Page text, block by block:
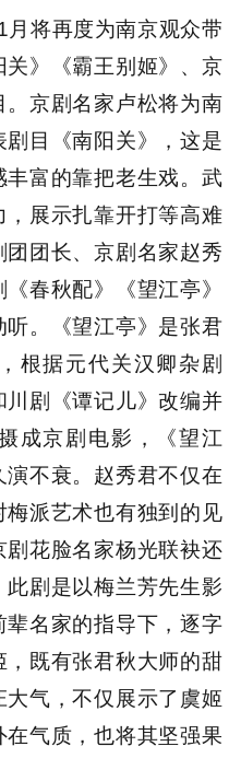
将再度为南京观众带
》《霸王别姬》、京
京剧名家卢松将为南
目《南阳关》，这是
富的靠把老生戏。武
展示扎靠开打等高难
团长、京剧名家赵秀
春秋配》《望江亭》
。《望江亭》是张君
根据元代关汉卿杂剧
川剧《谭记儿》改编并
成京剧电影，《望江
不衰。赵秀君不仅在
派艺术也有独到的见
花脸名家杨光联袂还
剧是以梅兰芳先生影
名家的指导下，逐字
既有张君秋大师的甜
气，不仅展示了虞姬
气质，也将其坚强果